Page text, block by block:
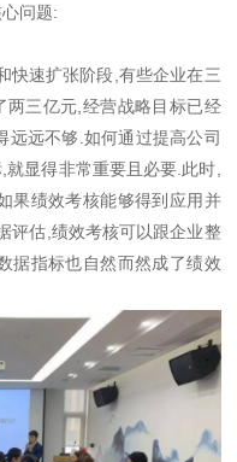
问题:
速扩张阶段,有些企业在三
两三亿元,经营战略目标已经
远远不够.如何通过提高公司
显得非常重要且必要.此时,
果绩效考核能够得到应用并
评估,绩效考核可以跟企业整
据指标也自然而然成了绩效